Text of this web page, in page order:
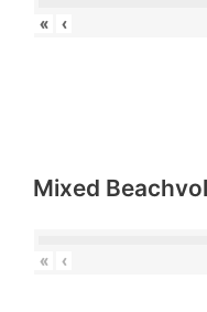
« ‹
Mixed
« ‹